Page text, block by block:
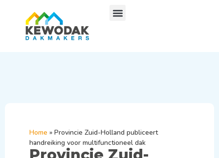
Home » Provincie Zuid-Holland publiceert
handreiking voor multifunctioneel dak